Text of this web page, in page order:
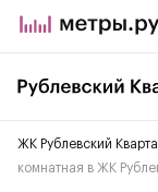
ЖК Рублевский
комнатная в ЖК